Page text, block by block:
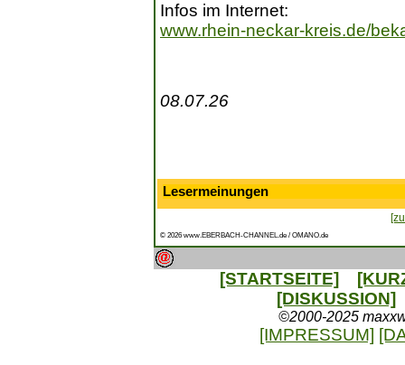
Infos im Internet:
www.rhein-neckar-kreis.de/
08.07.26
Lesermeinungen
© 2026 www.EBERBACH-CHANNEL.de / OMANO.de
[STARTSEITE]
[DISKUSSION]
©2000-2025
[IMPRESSUM]